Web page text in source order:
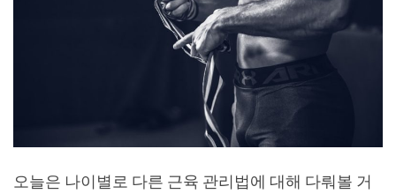
오늘은 나이별로 다른 근육 관리법에 대해 다뤄볼 거